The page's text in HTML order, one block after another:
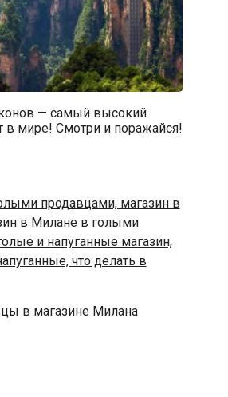
— самый высокий
в мире! Смотри и поражайся!
в магазине Милана